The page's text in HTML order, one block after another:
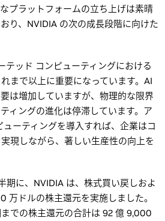
プラットフォームの立ち上げは素晴
り、NVIDIA の次の成長段階に向けた
テッド コンピューティングにおける
まで以上に重要になっています。AI
は増加していますが、物理的な限界
ィングの進化は停滞しています。ア
ーティングを導入すれば、企業はコ
現しながら、著しい生産性の向上を
期に、NVIDIA は、株式買い戻しおよ
万ドルの株主還元を実施しました。
での株主還元の合計は 92 億 9,000